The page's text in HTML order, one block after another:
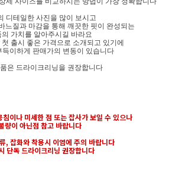
디테일한 사진을 많이 보시고
느질과 마감을 통해 깨끗한 핏이 완성되는
의 가치를 알아주시길 바라요
첫 출시 좋은 가격으로 소개되고 있기에
득이하게 판매가의 변동이 있습니다
은 드라이크리닝을 권장합니다
침이나 미세한 점 또는 잡사가 보일 수 있으나
량이 아닌점 참고 바랍니다
, 잡화와 착용시 이염에 주의 바랍니다
단독 드라이크리닝 권장합니다